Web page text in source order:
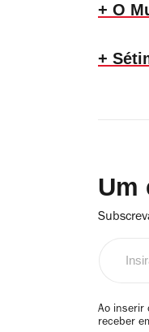
+ O
+
Um
email
Ao inserir
receber